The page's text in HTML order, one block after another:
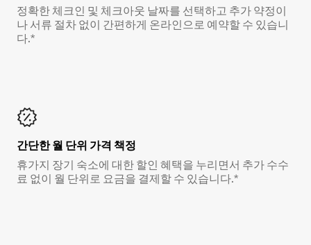
정확한 체크인 및 체크아웃 날짜를 선택하고 추가 약정이
나 서류 절차 없이 간편하게 온라인으로 예약할 수 있습니
다.*
간단한 월 단위 가격 책정
휴가지 장기 숙소에 대한 할인 혜택을 누리면서 추가 수수
료 없이 월 단위로 요금을 결제할 수 있습니다.*